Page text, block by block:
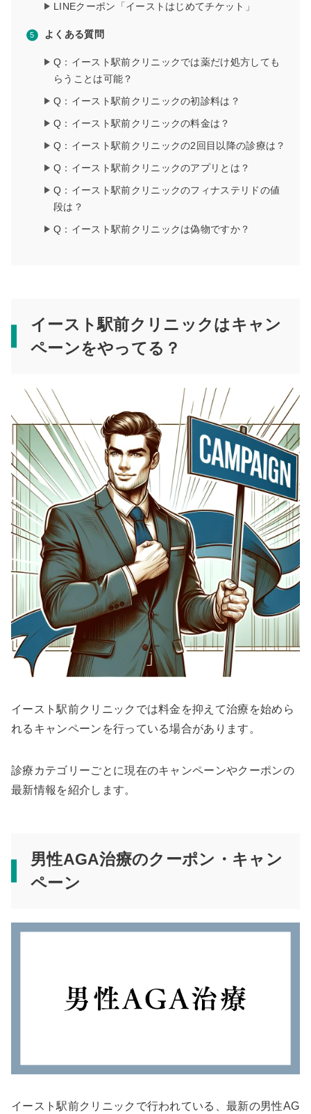
LINEクーポン「イーストはじめてチケット」
よくある質問
Q：イースト駅前クリニックでは薬だけ処方しても
らうことは可能？
Q：イースト駅前クリニックの初診料は？
Q：イースト駅前クリニックの料金は？
Q：イースト駅前クリニックの2回目以降の診療は？
Q：イースト駅前クリニックのアプリとは？
Q：イースト駅前クリニックのフィナステリドの値
段は？
Q：イースト駅前クリニックは偽物ですか？
イースト駅前クリニックはキャン
ペーンをやってる？
イースト駅前クリニックでは料金を抑えて治療を始めら
れるキャンペーンを行っている場合があります。
診療カテゴリーごとに現在のキャンペーンやクーポンの
最新情報を紹介します。
男性AGA治療のクーポン・キャン
ペーン
イースト駅前クリニックで行われている、最新の男性AG